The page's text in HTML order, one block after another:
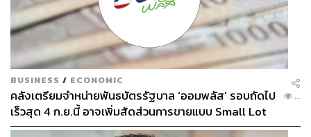
BUSINESS / ECONOMIC
คลังเตรียมจำหน่ายพันธบัตรรัฐบาล ‘ออมพลัส’ รอบถัดไป
เร็วสุด 4 ก.ย.นี้ อาจเพิ่มสัดส่วนการขายแบบ Small Lot
First มากขึ้น
...